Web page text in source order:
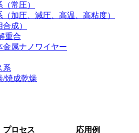
常圧）
加圧、減圧、高温、高粘度）
成）
重合
属ナノワイヤー
系
焼成乾燥
プロセス
応用例